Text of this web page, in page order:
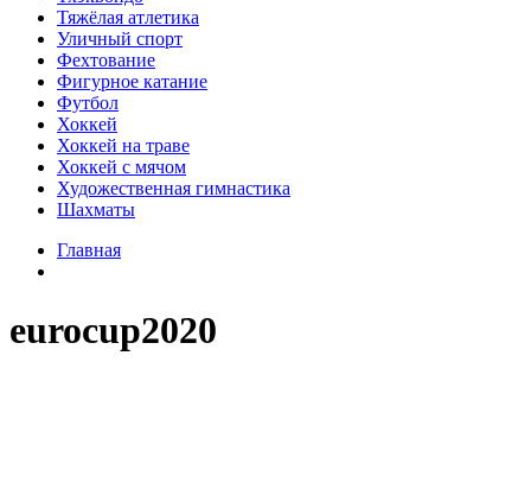
Тяжёлая атлетика
Уличный спорт
Фехтование
Фигурное катание
Футбол
Хоккей
Хоккей на траве
Хоккей с мячом
Художественная гимнастика
Шахматы
Главная
eurocup2020